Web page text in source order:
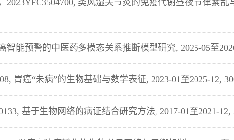
类风湿关节炎的免疫代谢昼夜节律紊乱
能预警的中医药多模态关系推断模型研究, 2025-05至
胃癌“未病”的生物基础与数学表征, 2023-01至2025-12,
基于生物网络的病证结合研究方法, 2017-01至2021-12,